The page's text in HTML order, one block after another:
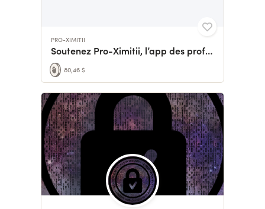
PRO-XIMITII
Soutenez Pro-Ximitii, l’app des professionnels itinérants
80,46 $